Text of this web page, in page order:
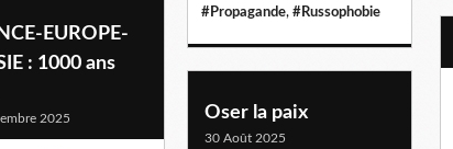
#Propagande, #Russophobie
EUROPE-
: 1000 ans
2025 Oser la paix
30 Août 2025